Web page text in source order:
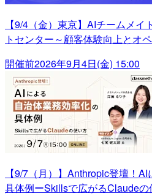
【9/4（金）東京】AIチームメ
トセンター～顧客体験向上とオ
開催前2026年9月4日(金) 15:00
【9/7（月）】Anthropic登壇！
具体例ーSkillsで広がるClaudeの